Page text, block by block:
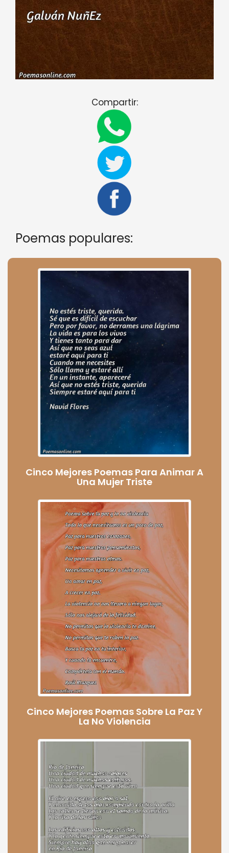
Compartir:
Poemas populares:
Cinco Mejores Poemas Para Animar A
Una Mujer Triste
Cinco Mejores Poemas Sobre La Paz Y
La No Violencia